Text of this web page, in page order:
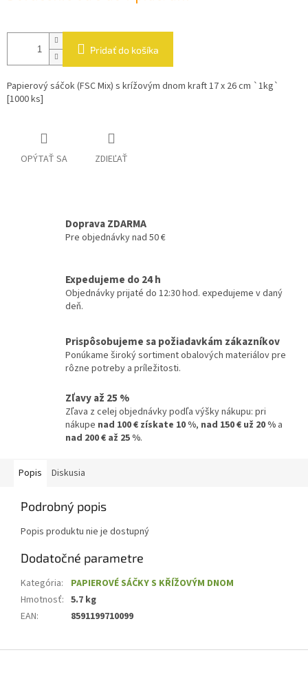
Pridať do košíka
Papierový sáčok (FSC Mix) s krížovým dnom kraft 17 x 26 cm `1kg`
[1000 ks]
OPÝTAŤ SA ZDIEĽAŤ
Doprava ZDARMA
Pre objednávky nad 50 €
Expedujeme do 24 h
Objednávky prijaté do 12:30 hod. expedujeme v daný
deň.
Prispôsobujeme sa požiadavkám zákazníkov
Ponúkame široký sortiment obalových materiálov pre
rôzne potreby a príležitosti.
Zľavy až 25 %
Zľava z celej objednávky podľa výšky nákupu: pri
nákupe nad 100 € získate 10 %, nad 150 € už 20 % a
nad 200 € až 25 %.
Popis Diskusia
Podrobný popis
Popis produktu nie je dostupný
Dodatočné parametre
Kategória:
PAPIEROVÉ SÁČKY S KŘÍŽOVÝM DNOM
Hmotnosť: 5.7 kg
EAN: 8591199710099